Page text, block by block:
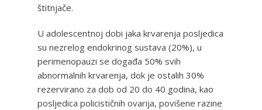
štitnjače.
U adolescentnoj dobi jaka krvarenja posljedica
su nezrelog endokrinog sustava (20%), u
perimenopauzi se događa 50% svih
abnormalnih krvarenja, dok je ostalih 30%
rezervirano za dob od 20 do 40 godina, kao
posljedica policističnih ovarija, povišene razine